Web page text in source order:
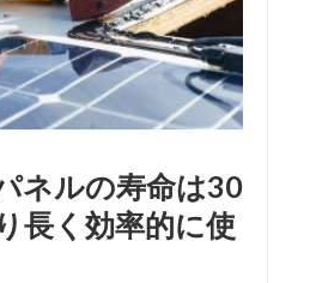
ネルの寿命は30
長く効率的に使